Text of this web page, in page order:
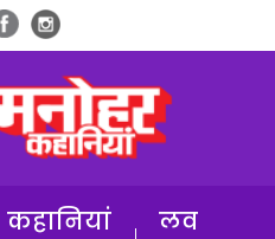
कहानियां
लव